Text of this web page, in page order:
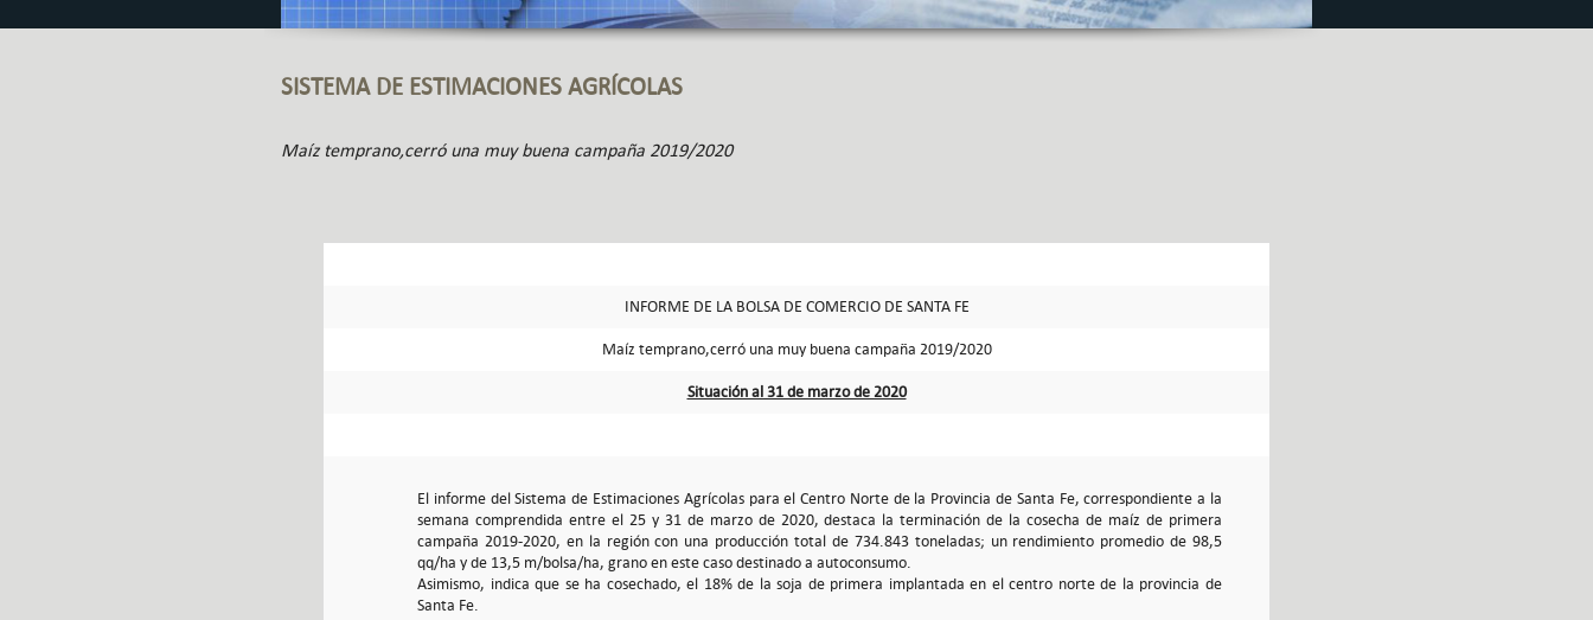
SISTEMA DE ESTIMACIONES AGRÍCOLAS
Maíz temprano,cerró una muy buena campaña 2019/2020
INFORME DE LA BOLSA DE COMERCIO DE SANTA FE
Maíz temprano,cerró una muy buena campaña 2019/2020
Situación al 31 de marzo de 2020
El informe del Sistema de Estimaciones Agrícolas para el Centro Norte de la Provincia de Santa Fe, correspondiente a la
semana comprendida entre el 25 y 31 de marzo de 2020, destaca la terminación de la cosecha de maíz de primera
campaña 2019-2020, en la región con una producción total de 734.843 toneladas; un rendimiento promedio de 98,5
qq/ha y de 13,5 m/bolsa/ha, grano en este caso destinado a autoconsumo.
Asimismo, indica que se ha cosechado, el 18% de la soja de primera implantada en el centro norte de la provincia de
Santa Fe.